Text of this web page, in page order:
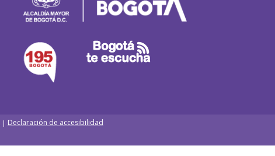
| Declaración de accesibilidad